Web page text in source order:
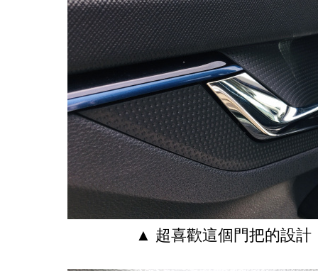
▲ 超喜歡這個門把的設計